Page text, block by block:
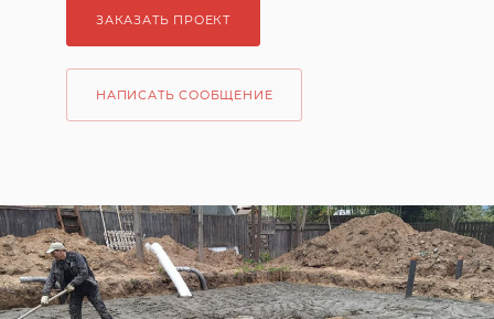
ЗАКАЗАТЬ ПРОЕКТ
НАПИСАТЬ СООБЩЕНИЕ